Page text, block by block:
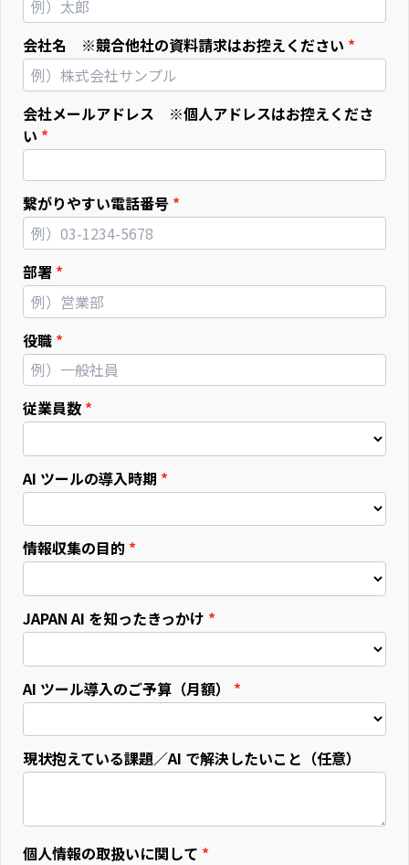
会社名 ※競合他社の資料請求はお控えください
会社メールアドレス ※個人アドレスはお控えくださ
い
繋がりやすい電話番号
部署
役職
従業員数
AI ツールの導入時期
情報収集の目的
JAPAN AI を知ったきっかけ
AI ツール導入のご予算（月額）
現状抱えている課題／AI で解決したいこと（任意）
個人情報の取扱いに関して